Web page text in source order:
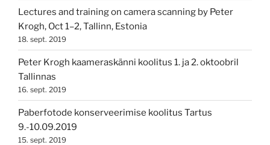
Lectures and training on camera scanning by Peter
Krogh, Oct 1–2, Tallinn, Estonia
18. sept. 2019
Peter Krogh kaameraskänni koolitus 1. ja 2. oktoobril
Tallinnas
16. sept. 2019
Paberfotode konserveerimise koolitus Tartus
9.-10.09.2019
15. sept. 2019